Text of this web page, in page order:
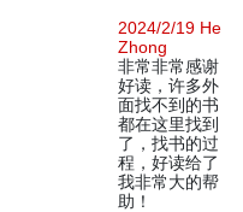
2024/2/19 He
Zhong
非常非常感谢
好读，许多外
面找不到的书
都在这里找到
了，找书的过
程，好读给了
我非常大的帮
助！